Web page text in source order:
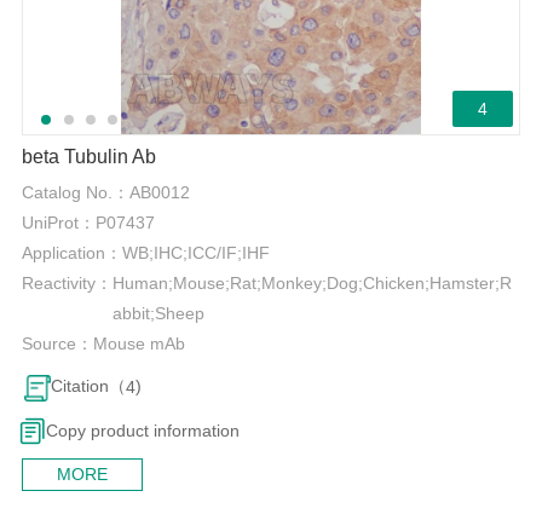
4
beta Tubulin Ab
Catalog No.： AB0012
UniProt： P07437
Application： WB;IHC;ICC/IF;IHF
Reactivity： Human;Mouse;Rat;Monkey;Dog;Chicken;Hamster;R
abbit;Sheep
Source： Mouse mAb
Citation（4)
Copy product information
MORE